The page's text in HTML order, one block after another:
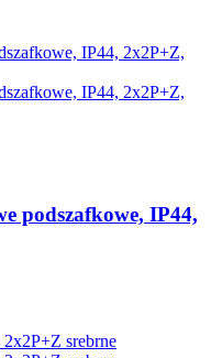
podszafkowe, IP44,